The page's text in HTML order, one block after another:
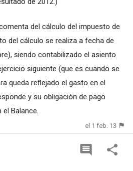
del cálculo del impuesto de
del cálculo se realiza a fecha de
siendo contabilizado el asiento
siguiente (que es cuando se
queda reflejado el gasto en el
y su obligación de pago
el Balance.
el 1 feb. 13